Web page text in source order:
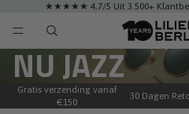
★★★★★ 4,7/5 Uit 3.500+
NU JAZZ
Gratis verzending vanaf
€150
30 Dagen